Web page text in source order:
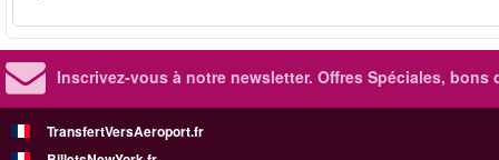
Inscrivez-vous à notre newsletter. Offres Spéciales, bons
TransfertVersAeroport.fr